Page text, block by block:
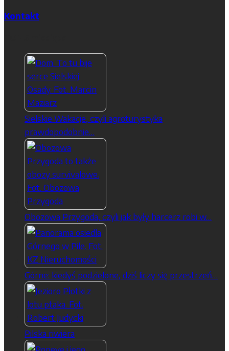
Kontakt
Sielskie Wakacje, czyli agroturystyka
prawdopodobnie…
Obozowa Przygoda, czyli jak były harcerz robi w…
Górne: kiedyś podzielone, dziś liczy się przestrzeń…
Pilska riwiera